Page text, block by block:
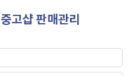
중고샵 판매관리